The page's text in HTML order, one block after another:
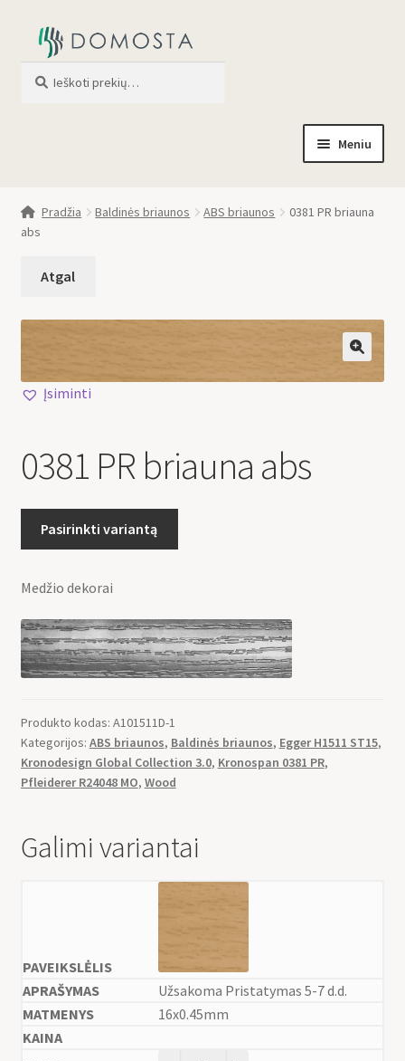
Meniu
Parduotuvė
Apie mus
Pradžia Baldinės briaunos ABS briaunos
0381 PR briauna
abs
Įsiminti
0381 PR briauna abs
Pasirinkti variantą
Medžio dekorai
Produkto kodas: A101511D-1
Kategorijos: ABS briaunos, Baldinės briaunos, Egger H1511 ST15,
Kronodesign Global Collection 3.0, Kronospan 0381 PR,
Pfleiderer R24048 MO, Wood
Galimi variantai
Užsakoma Pristatymas 5-7 d.d.
16x0.45mm